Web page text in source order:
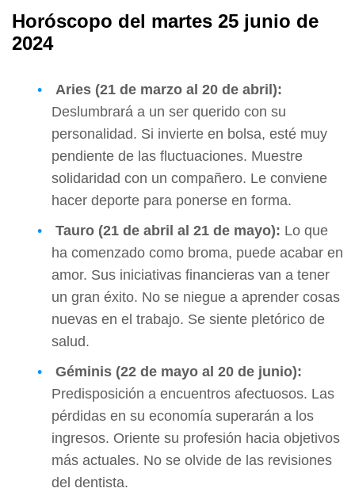
Horóscopo del martes 25 junio de
2024
Aries (21 de marzo al 20 de abril):
Deslumbrará a un ser querido con su
personalidad. Si invierte en bolsa, esté muy
pendiente de las fluctuaciones. Muestre
solidaridad con un compañero. Le conviene
hacer deporte para ponerse en forma.
Tauro (21 de abril al 21 de mayo): Lo que
ha comenzado como broma, puede acabar en
amor. Sus iniciativas financieras van a tener
un gran éxito. No se niegue a aprender cosas
nuevas en el trabajo. Se siente pletórico de
salud.
Géminis (22 de mayo al 20 de junio):
Predisposición a encuentros afectuosos. Las
pérdidas en su economía superarán a los
ingresos. Oriente su profesión hacia objetivos
más actuales. No se olvide de las revisiones
del dentista.